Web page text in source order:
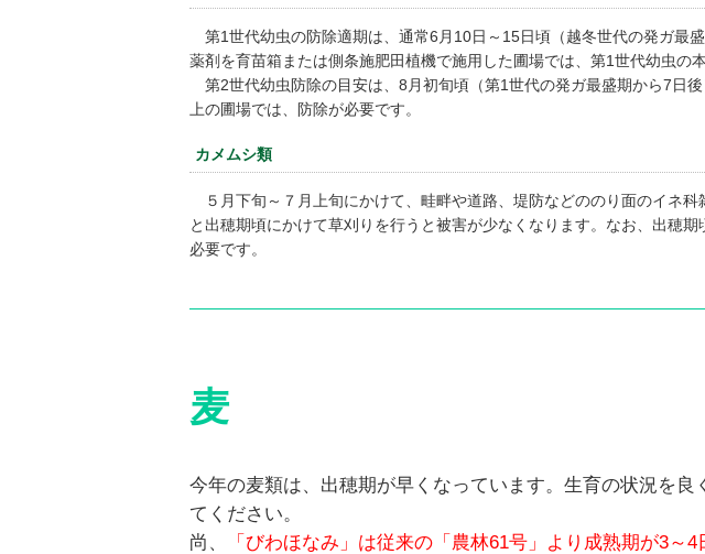
第1世代幼虫の防除適期は、通常6月10日～15日頃（越冬世代の発ガ最
薬剤を育苗箱または側条施肥田植機で施用した圃場では、第1世代幼虫の
第2世代幼虫防除の目安は、8月初旬頃（第1世代の発ガ最盛期から7日
上の圃場では、防除が必要です。
カメムシ類
５月下旬～７月上旬にかけて、畦畔や道路、堤防などののり面のイネ
と出穂期頃にかけて草刈りを行うと被害が少なくなります。なお、出穂
必要です。
麦
今年の麦類は、出穂期が早くなっています。生育の状況を
てください。
尚、
「びわほなみ」は従来の「農林61号」より成熟期が3～